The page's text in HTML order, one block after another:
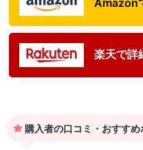
楽天で詳
購入者の口コミ・おすすめ